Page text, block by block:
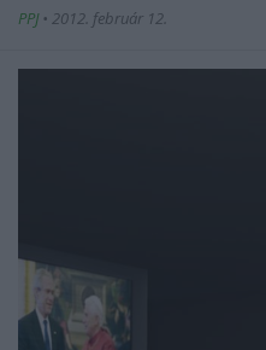
PPJ • 2012. február 12.